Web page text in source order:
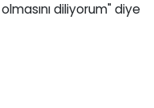
diliyorum" diye